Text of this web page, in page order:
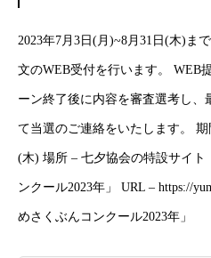
2023年7月3日(月)~8月31日(木)ま
文のWEB受付を行います。 WEB
ーン終了後に内容を審査選考し、
て当選のご連絡をいたします。 期
(木) 場所 – 七夕協会の特設サイト
ンクール2023年」 URL – https://
めさくぶんコンクール2023年」